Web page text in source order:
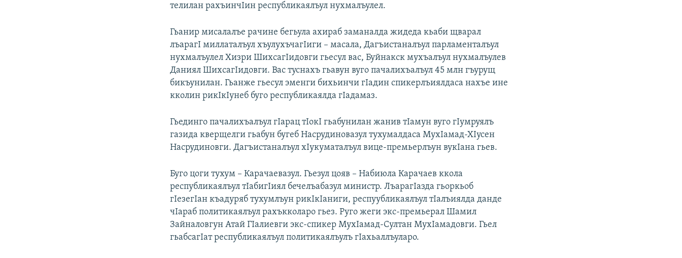
телилан рахъинчIин республикаялъул нухмалъулел.
Гьанир мисалалъе рачине бегьула ахираб заманалда жидеда кьаби щварал
лъарагI миллаталъул хъулухъчагIиги – масала, Дагъистаналъул парламенталъул
нухмалъулел Хизри ШихсагIидовги гьесул вас, Буйнакск мухъалъул нухмалъулев
Даниял ШихсагIидовги. Вас туснахъ гьавун вуго пачалихъалъул 45 млн гъурущ
бикъунилан. Гьанже гьесул эменги бихьинчи гIадин спикерлъиялдаса нахъе ине
кколин рикIкIунеб буго республикаялда гIадамаз.
Гьединго пачалихъалъул гIарац тIокI гьабунилан жанив тIамун вуго гIумруялъ
газида кверщелги гьабун бугеб Насрудиновазул тухумалдаса МухIамад-ХIусен
Насрудиновги. Дагъистаналъул хIукуматалъул вице-премьерлъун вукIана гьев.
Буго цоги тухум – Карачаевазул. Гьезул цояв – Набиюла Карачаев ккола
республикаялъул тIабигIиял бечелъабазул министр. ЛъарагIазда гьоркьоб
гIезегIан къадуряб тухумлъун рикIкIаниги, респуубликаялъул тIалъиялда данде
чIараб политикаялъул рахъкколаро гьез. Руго жеги экс-премьерал Шамил
Зайналовгун Атай ГIалиевги экс-спикер МухIамад-Султан МухIамадовги. Гьел
гьабсагIат республикаялъул политикаялъулъ гIахьаллъуларо.